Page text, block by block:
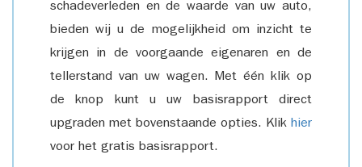
schadeverleden en de waarde van uw auto,
bieden wij u de mogelijkheid om inzicht te
krijgen in de voorgaande eigenaren en de
tellerstand van uw wagen. Met één klik op
de knop kunt u uw basisrapport direct
upgraden met bovenstaande opties. Klik hier
voor het gratis basisrapport.